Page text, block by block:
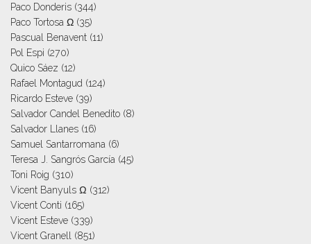
Paco Donderis (344)
Paco Tortosa Ω (35)
Pascual Benavent (11)
Pol Espi (270)
Quico Sáez (12)
Rafael Montagud (124)
Ricardo Esteve (39)
Salvador Candel Benedito (8)
Salvador Llanes (16)
Samuel Santarromana (6)
Teresa J. Sangrós García (45)
Toni Roig (310)
Vicent Banyuls Ω (312)
Vicent Conti (165)
Vicent Esteve (339)
Vicent Granell
(851)